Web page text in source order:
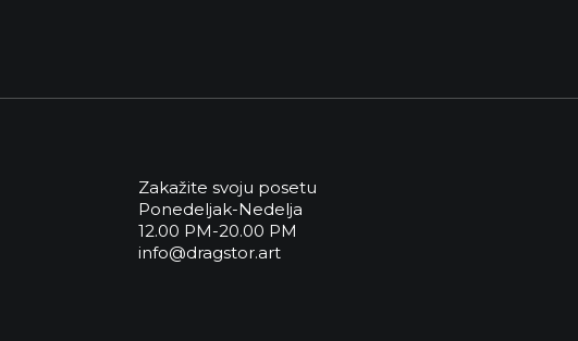
Zakažite svoju posetu
Ponedeljak-Nedelja
12.00 PM-20.00 PM
info@dragstor.art